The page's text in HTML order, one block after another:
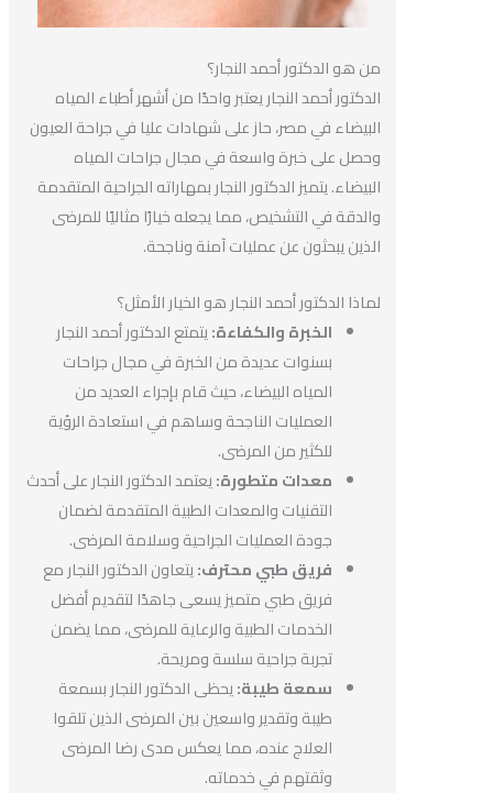
من هو الدكتور أحمد النجار؟
الدكتور أحمد النجار يعتبر واحدًا من أشهر أطباء المياه
البيضاء في مصر، حاز على شهادات عليا في جراحة العيون
وحصل على خبرة واسعة في مجال جراحات المياه
البيضاء. يتميز الدكتور النجار بمهاراته الجراحية المتقدمة
والدقة في التشخيص، مما يجعله خيارًا مثاليًا للمرضى
الذين يبحثون عن عمليات آمنة وناجحة.
لماذا الدكتور أحمد النجار هو الخيار الأمثل؟
الخبرة والكفاءة:يتمتع الدكتور أحمد النجار
بسنوات عديدة من الخبرة في مجال جراحات
المياه البيضاء، حيث قام بإجراء العديد من
العمليات الناجحة وساهم في استعادة الرؤية
للكثير من المرضى.
معدات متطورة:يعتمد الدكتور النجار على أحدث
التقنيات والمعدات الطبية المتقدمة لضمان
جودة العمليات الجراحية وسلامة المرضى.
فريق طبي محترف:يتعاون الدكتور النجار مع
فريق طبي متميز يسعى جاهدًا لتقديم أفضل
الخدمات الطبية والرعاية للمرضى، مما يضمن
تجربة جراحية سلسة ومريحة.
سمعة طيبة:يحظى الدكتور النجار بسمعة
طيبة وتقدير واسعين بين المرضى الذين تلقوا
العلاج عنده، مما يعكس مدى رضا المرضى
وثقتهم في خدماته.